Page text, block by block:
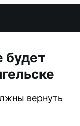
будет
вернуть